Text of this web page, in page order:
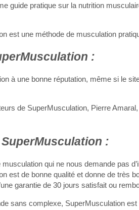
guide pratique sur la nutrition
est une méthode de musculation
:
à une bonne réputation, même si le
de SuperMusculation, Pierre
:
qui ne nous demande pas
est de bonne qualité et donne de très
garantie de 30 jours satisfait ou
sans complexe, SuperMusculation